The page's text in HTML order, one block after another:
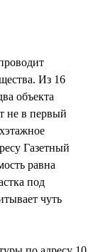
Из 16
объекта
не в первый
Газетный
равна
под
чуть